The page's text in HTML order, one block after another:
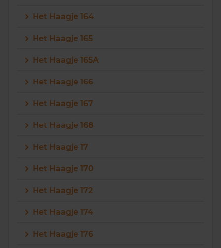
Het Haagje 164
Het Haagje 165
Het Haagje 165A
Het Haagje 166
Het Haagje 167
Het Haagje 168
Het Haagje 17
Het Haagje 170
Het Haagje 172
Het Haagje 174
Het Haagje 176